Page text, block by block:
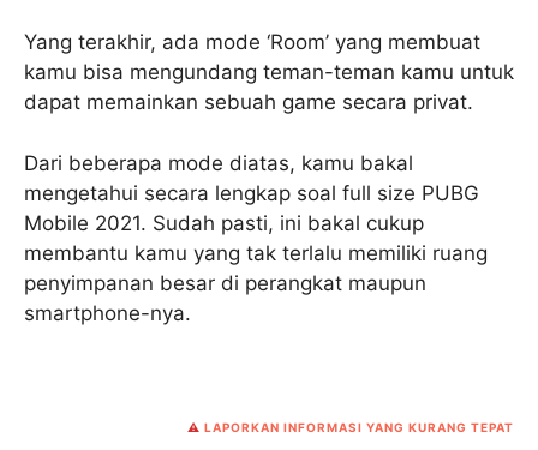
Yang terakhir, ada mode ‘Room’ yang membuat
kamu bisa mengundang teman-teman kamu untuk
dapat memainkan sebuah game secara privat.
Dari beberapa mode diatas, kamu bakal
mengetahui secara lengkap soal full size PUBG
Mobile 2021. Sudah pasti, ini bakal cukup
membantu kamu yang tak terlalu memiliki ruang
penyimpanan besar di perangkat maupun
smartphone-nya.
⚠️ LAPORKAN INFORMASI YANG KURANG TEPAT